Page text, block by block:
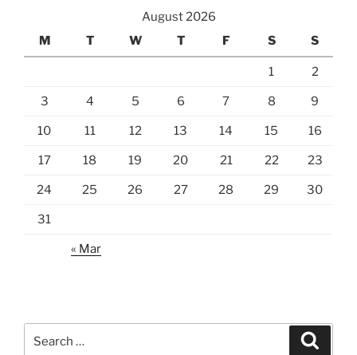
August 2026
M
T W T F S S
1 2
3 4 5 6 7 8 9
10 11 12 13 14 15 16
17 18 19 20 21 22 23
24 25 26 27 28 29 30
31
« Mar